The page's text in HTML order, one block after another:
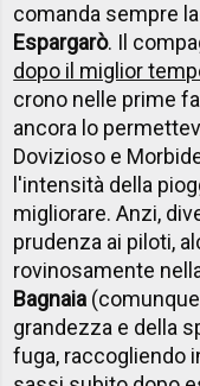
comanda sempre
Espargarò. Il
dopo il miglior
crono nelle prime
ancora lo
Dovizioso e
l'intensità della
migliorare. Anzi,
prudenza ai piloti,
rovinosamente
Bagnaia
grandezza e della
fuga, raccogliendo